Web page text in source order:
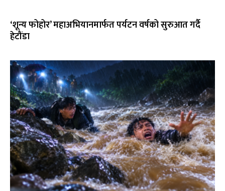
‘शून्य फोहोर’ महाअभियानमार्फत पर्यटन वर्षको सुरुआत गर्दै
हेटौंडा